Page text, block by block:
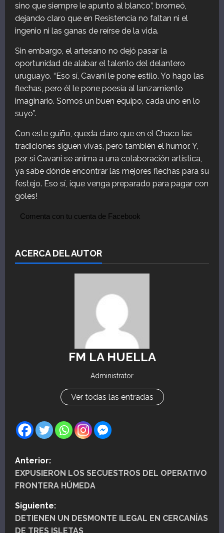
sino que siempre le apunto al blanco”, bromeó,
dejando claro que en Resistencia no faltan ni el
ingenio ni las ganas de reírse de la vida.
Sin embargo, el artesano no dejó pasar la
oportunidad de alabar el talento del delantero
uruguayo. “Eso sí, Cavani le pone estilo. Yo hago las
flechas, pero él le pone poesía al lanzamiento
imaginario. Somos un buen equipo, cada uno en lo
suyo”.
Con este guiño, queda claro que en el Chaco las
tradiciones siguen vivas, pero también el humor. Y,
por si Cavani se anima a una colaboración artística,
ya sabe dónde encontrar las mejores flechas para su
festejo. Eso sí, ¡que venga preparado para pagar con
goles!
Comenta con tu cuenta de Facebook
ACERCA DEL AUTOR
FM LA HUELLA
Administrator
Ver todas las entradas
N
a
v
e
Anterior:
EXPUSIERON LOS SECUESTROS DEL OPERATIVO
FRONTERA HÚMEDA
Siguiente:
DETIENEN UN DESMONTE ILEGAL EN CERCANÍAS
DE TRES ISLETAS